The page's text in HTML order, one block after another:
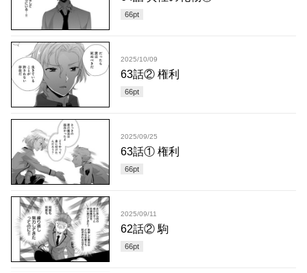
66pt
2025/10/09
63話② 権利
66pt
2025/09/25
63話① 権利
66pt
2025/09/11
62話② 駒
66pt